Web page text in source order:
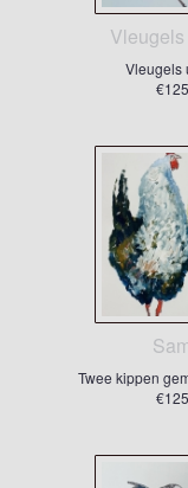
Vleugels
Twee kippen